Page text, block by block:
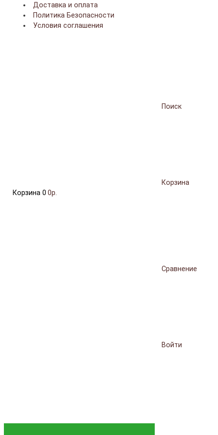
Доставка и оплата
Политика Безопасности
Условия соглашения
Поиск
Корзина
Корзина 0 0р.
Сравнение
Войти